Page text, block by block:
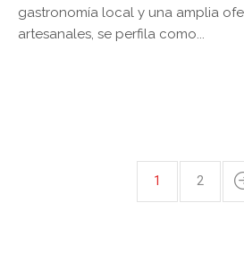
gastronomía local y una amplia
artesanales, se perfila como...
1 2